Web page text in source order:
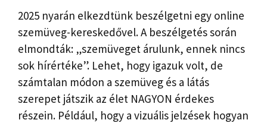
2025 nyarán elkezdtünk beszélgetni egy online
szemüveg-kereskedővel. A beszélgetés során
elmondták: „szemüveget árulunk, ennek nincs
sok hírértéke”. Lehet, hogy igazuk volt, de
számtalan módon a szemüveg és a látás
szerepet játszik az élet NAGYON érdekes
részein. Például, hogy a vizuális jelzések hogyan